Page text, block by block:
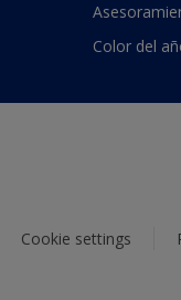
Color del
Cookie settings